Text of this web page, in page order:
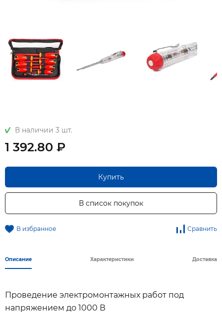
В наличии 3 шт.
1 392.80 ₽
Купить
В список покупок
В избранное Сравнить
Описание Характеристики Доставка
Проведение электромонтажных работ под
напряжением до 1000 В